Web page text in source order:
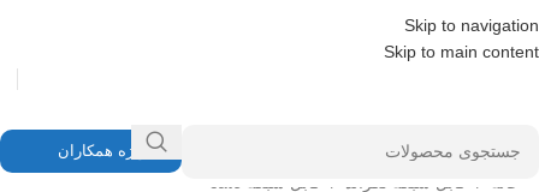
Skip to navigation
Skip to main content
ویژه همکاران